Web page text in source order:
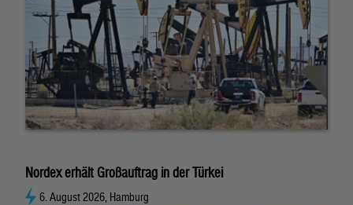
Nordex erhält Großauftrag in der Türkei
6. August 2026, Hamburg